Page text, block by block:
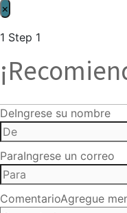
×
1 Step 1
DeIngrese su nombre
ParaIngrese un correo
ComentarioAgregue